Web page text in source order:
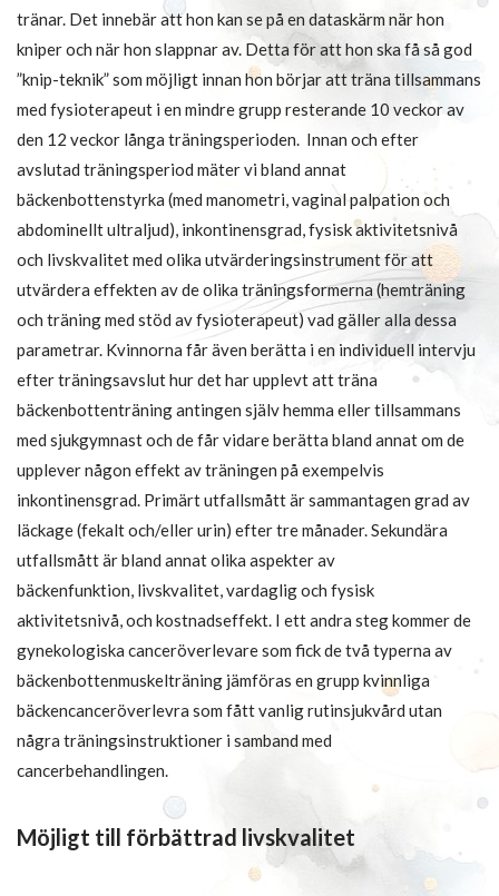
tränar. Det innebär att hon kan se på en dataskärm när hon
kniper och när hon slappnar av. Detta för att hon ska få så god
”knip-teknik” som möjligt innan hon börjar att träna tillsammans
med fysioterapeut i en mindre grupp resterande 10 veckor av
den 12 veckor långa träningsperioden. Innan och efter
avslutad träningsperiod mäter vi bland annat
bäckenbottenstyrka (med manometri, vaginal palpation och
abdominellt ultraljud), inkontinensgrad, fysisk aktivitetsnivå
och livskvalitet med olika utvärderingsinstrument för att
utvärdera effekten av de olika träningsformerna (hemträning
och träning med stöd av fysioterapeut) vad gäller alla dessa
parametrar. Kvinnorna får även berätta i en individuell intervju
efter träningsavslut hur det har upplevt att träna
bäckenbottenträning antingen själv hemma eller tillsammans
med sjukgymnast och de får vidare berätta bland annat om de
upplever någon effekt av träningen på exempelvis
inkontinensgrad. Primärt utfallsmått är sammantagen grad av
läckage (fekalt och/eller urin) efter tre månader. Sekundära
utfallsmått är bland annat olika aspekter av
bäckenfunktion, livskvalitet, vardaglig och fysisk
aktivitetsnivå, och kostnadseffekt. I ett andra steg kommer de
gynekologiska canceröverlevare som fick de två typerna av
bäckenbottenmuskelträning jämföras en grupp kvinnliga
bäckencanceröverlevra som fått vanlig rutinsjukvård utan
några träningsinstruktioner i samband med
cancerbehandlingen.
Möjligt till förbättrad livskvalitet